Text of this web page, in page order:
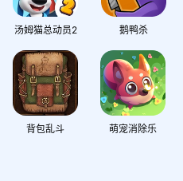
汤姆猫总动员2 鹅鸭杀
背包乱斗 萌宠消除乐